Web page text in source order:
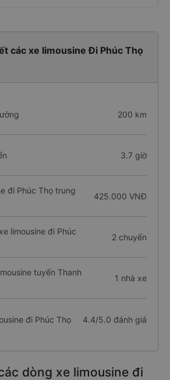
các xe limousine Đi Phúc Thọ
200 km
3.7 giờ
đi Phúc Thọ trung
425.000 VNĐ
limousine đi Phúc
2 chuyến
tuyến Thanh
1 nhà xe
đi Phúc Thọ 4.4/5.0 đánh giá
dòng xe limousine đi